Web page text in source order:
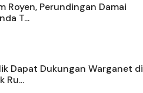
Royen, Perundingan Damai
T...
Dapat Dukungan Warganet di
Ru...